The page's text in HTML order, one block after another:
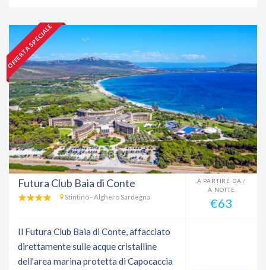
OFFERTA SPECIALE
Futura Club Baia di Conte
Stintino - Alghero Sardegna
A PARTIRE DA /
A NOTTE
€63
Il Futura Club Baia di Conte, affacciato
direttamente sulle acque cristalline
dell'area marina protetta di Capocaccia